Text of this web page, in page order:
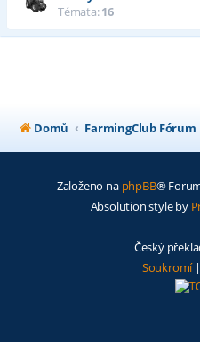
Témata:16
Domů FarmingClub Fórum
Založeno na phpBB®
Absolution style by
Český
Soukromí|